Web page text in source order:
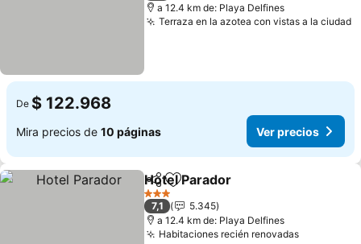
a 12.4 km de: Playa Delfines
Terraza en la azotea con vistas a la ciudad
De $ 122.968
Mira precios de 10 páginas Ver precios
CompartirAgregar a favoritos
Hotel Parador
3 Estrellas
7,1
5.345
a 12.4 km de: Playa Delfines
Habitaciones recién renovadasVer